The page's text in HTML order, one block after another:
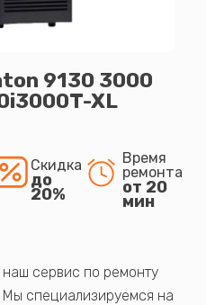
9130 3000
XL
Скидка
до
20%
Время
ремонта
от 20
мин
сервис по ремонту
Мы специализируемся на